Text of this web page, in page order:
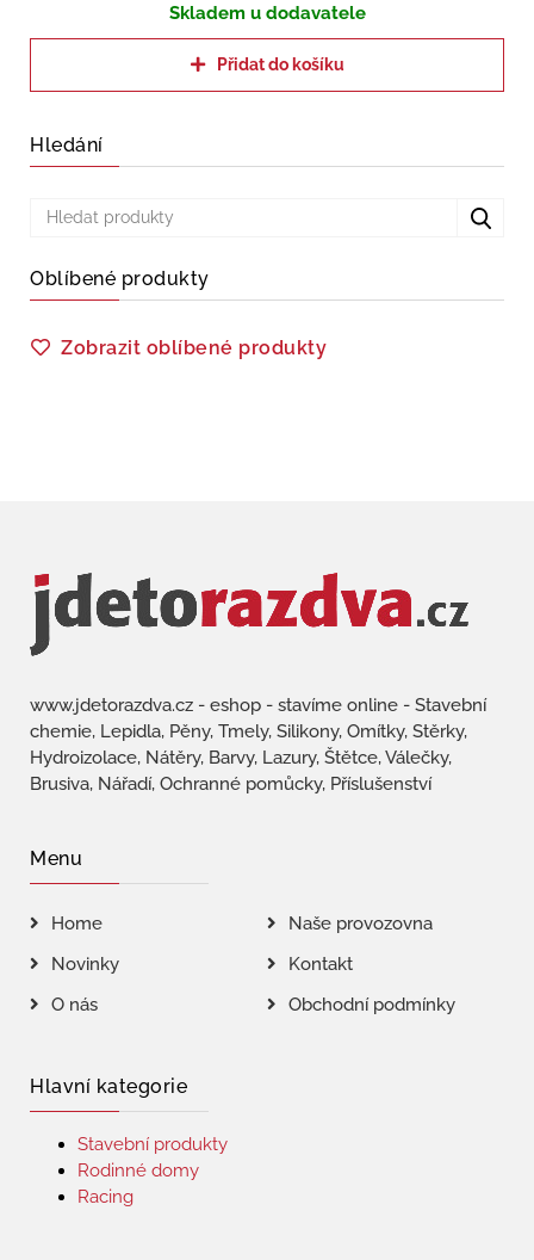
Skladem u dodavatele
Přidat do košíku
Hledání
Oblíbené produkty
Zobrazit oblíbené produkty
www.jdetorazdva.cz - eshop - stavíme online - Stavební
chemie, Lepidla, Pěny, Tmely, Silikony, Omítky, Stěrky,
Hydroizolace, Nátěry, Barvy, Lazury, Štětce, Válečky,
Brusiva, Nářadí, Ochranné pomůcky, Příslušenství
Menu
Home
Naše provozovna
Novinky
Kontakt
O nás
Obchodní podmínky
Hlavní kategorie
Stavební produkty
Rodinné domy
Racing